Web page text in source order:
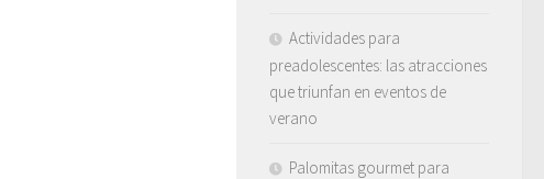
Actividades para
preadolescentes: las atracciones
que triunfan en eventos de
verano
Palomitas gourmet para